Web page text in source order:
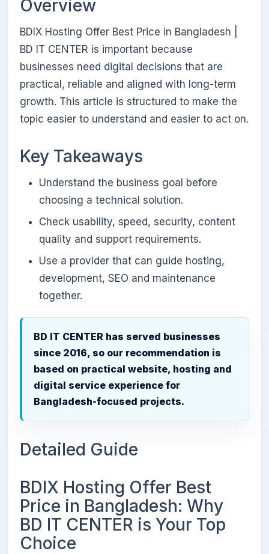
Overview
BDIX Hosting Offer Best Price in Bangladesh |
BD IT CENTER is important because
businesses need digital decisions that are
practical, reliable and aligned with long-term
growth. This article is structured to make the
topic easier to understand and easier to act on.
Key Takeaways
Understand the business goal before
choosing a technical solution.
Check usability, speed, security, content
quality and support requirements.
Use a provider that can guide hosting,
development, SEO and maintenance
together.
BD IT CENTER has served businesses
since 2016, so our recommendation is
based on practical website, hosting and
digital service experience for
Bangladesh-focused projects.
Detailed Guide
BDIX Hosting Offer Best
Price in Bangladesh: Why
BD IT CENTER is Your Top
Choice